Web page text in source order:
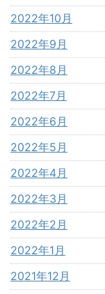
2022年10月
2022年9月
2022年8月
2022年7月
2022年6月
2022年5月
2022年4月
2022年3月
2022年2月
2022年1月
2021年12月